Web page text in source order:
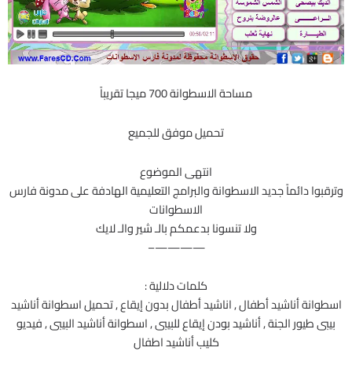
مساحة الاسطوانة 700 ميجا تقريباً
تحميل موفق للجميع
انتهى الموضوع
وترقبوا دائماً جديد الاسطوانة والبرامج التعليمية الهادفة على مدونة فارس
الاسطوانات
ولا تنسونا بدعمكم بالـ شير والـ لايك
————–
كلمات دلالية :
اسطوانة أناشيد أطفال , اناشيد أطفال بدون إيقاع , تحميل اسطوانة أناشيد
بيبى طيور الجنة , أناشيد بودن إيقاع للبيبى , اسطوانة أناشيد البيبى , فيديو
كليب أناشيد اطفال